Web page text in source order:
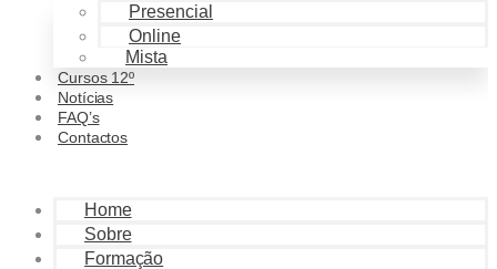
Presencial
Online
Mista
Cursos 12º
Notícias
FAQ’s
Contactos
Home
Sobre
Formação